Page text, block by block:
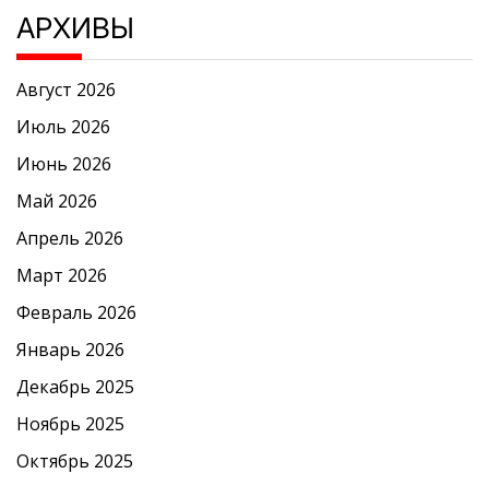
АРХИВЫ
Август 2026
Июль 2026
Июнь 2026
Май 2026
Апрель 2026
Март 2026
Февраль 2026
Январь 2026
Декабрь 2025
Ноябрь 2025
Октябрь 2025